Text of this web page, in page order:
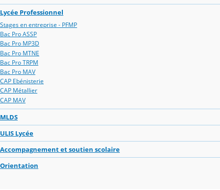
Lycée Professionnel
Stages en entreprise - PFMP
Bac Pro ASSP
Bac Pro MP3D
Bac Pro MTNE
Bac Pro TRPM
Bac Pro MAV
CAP Ebénisterie
CAP Métallier
CAP MAV
MLDS
ULIS Lycée
Accompagnement et soutien scolaire
Orientation